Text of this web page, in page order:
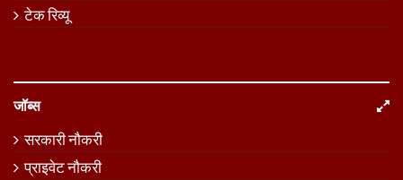
टेक रिव्यू
जॉब्स
सरकारी नौकरी
प्राइवेट नौकरी